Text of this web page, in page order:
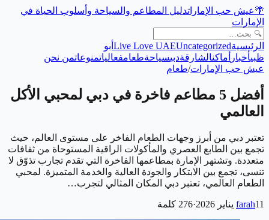
🌴عيش حب الإماراتدليل المطاعم والسياحة وأسلوب الحياة في
الإمارات
الرئيسية Live Love UAEUncategorized
أبو
ظبيأخبار أماكنالشارقةدبيسياحةطعامفعالياتمنوعاتمن نحن
عيش حب الإمارات/طعام
أفضل 5 مطاعم فاخرة في دبي لمحبي الأكل
العالمي
تعتبر دبي من أبرز وجهات الطعام الفاخر على مستوى العالم، حيث
تجمع بين الطابع العصري والمأكولات الراقية المستوحاة من ثقافات
متعددة. وتشتهر الإمارة بمطاعمها الفاخرة التي تقدم تجارب تذوّق لا
تنسى، تجمع بين الابتكار والجودة العالية والخدمة المتميزة. لمحبي
الطعام العالمي، تعتبر دبي المكان المثالي لتجرب…
farah11 يناير 2026 ·
276 كلمة